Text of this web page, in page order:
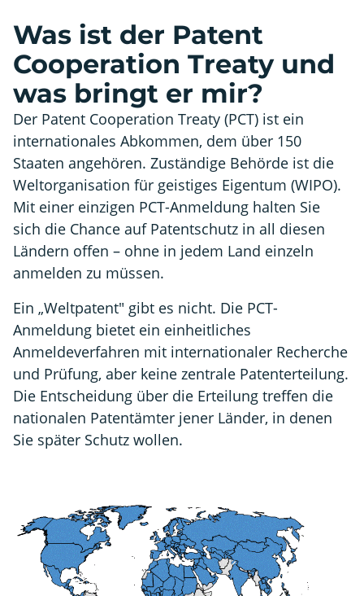
Was ist der Patent
Cooperation Treaty und
was bringt er mir?
Der Patent Cooperation Treaty (PCT) ist ein
internationales Abkommen, dem über 150
Staaten angehören. Zuständige Behörde ist die
Weltorganisation für geistiges Eigentum (WIPO).
Mit einer einzigen PCT-Anmeldung halten Sie
sich die Chance auf Patentschutz in all diesen
Ländern offen – ohne in jedem Land einzeln
anmelden zu müssen.
Ein „Weltpatent" gibt es nicht. Die PCT-
Anmeldung bietet ein einheitliches
Anmeldeverfahren mit internationaler Recherche
und Prüfung, aber keine zentrale Patenterteilung.
Die Entscheidung über die Erteilung treffen die
nationalen Patentämter jener Länder, in denen
Sie später Schutz wollen.